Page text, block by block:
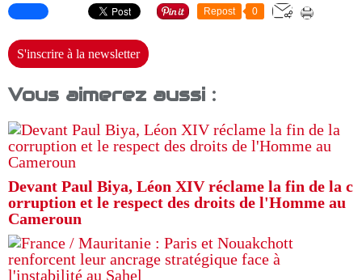
Repost 0
S'inscrire à la newsletter
Vous aimerez aussi :
Devant Paul Biya, Léon XIV réclame la fin de la c
orruption et le respect des droits de l'Homme au
Cameroun